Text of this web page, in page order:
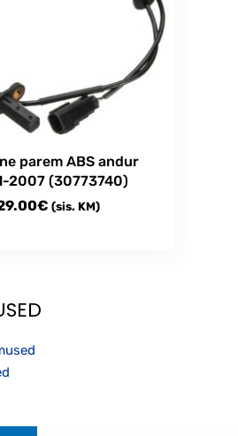
parem ABS andur
2007 (30773740)
€ (sis. KM)